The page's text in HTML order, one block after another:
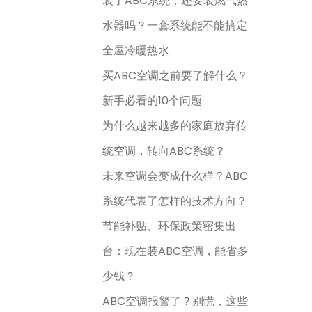
水器吗？一套系统能不能搞定
全屋冷暖热水
买ABC空调之前要了解什么？
新手必看的10个问题
为什么越来越多的家庭放弃传
统空调，转向ABC系统？
未来空调会变成什么样？ABC
系统代表了怎样的技术方向？
节能补贴、环保政策密集出
台：现在装ABC空调，能省多
少钱？
ABC空调报警了？别慌，这些